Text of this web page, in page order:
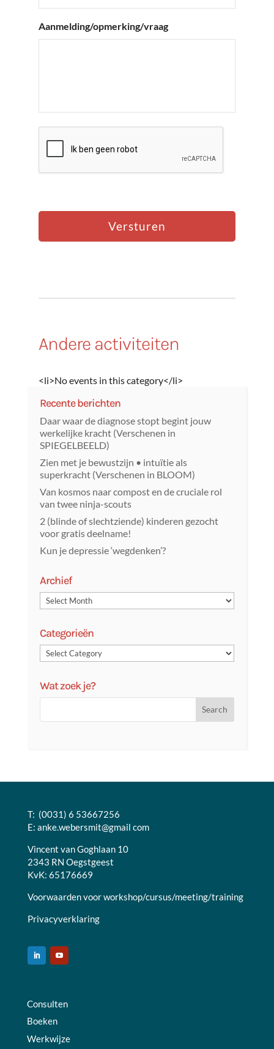
Aanmelding/opmerking/vraag
Andere activiteiten
<li>No events in this category</li>
Recente berichten
Daar waar de diagnose stopt begint jouw
werkelijke kracht (Verschenen in
SPIEGELBEELD)
Zien met je bewustzijn • intuïtie als
superkracht (Verschenen in BLOOM)
Van kosmos naar compost en de cruciale rol
van twee ninja-scouts
2 (blinde of slechtziende) kinderen gezocht
voor gratis deelname!
Kun je depressie ‘wegdenken’?
Archief
Categorieën
Wat zoek je?
T: (0031) 6 53667256
E: anke.webersmit@gmail com
Vincent van Goghlaan 10
2343 RN Oegstgeest
KvK: 65176669
Voorwaarden voor workshop/cursus/meeting/training
Privacyverklaring
Consulten
Boeken
Werkwijze